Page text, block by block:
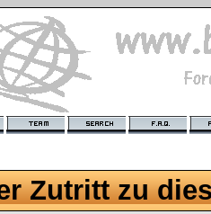
Zutritt zu